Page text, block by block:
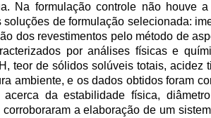
Na formulação controle não houve
de formulação selecionada:
dos revestimentos pelo método de
por análises físicas e
teor de sólidos solúveis totais, acidez
ambiente, e os dados obtidos foram
da estabilidade física,
a elaboração de um